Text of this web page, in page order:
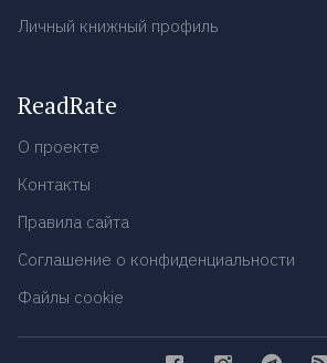
Личный книжный профиль
ReadRate
О проекте
Контакты
Правила сайта
Соглашение о конфиденциальности
Файлы cookie